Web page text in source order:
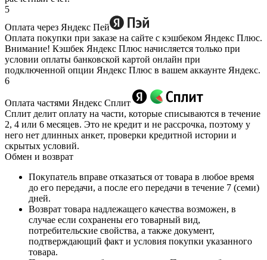
5
Оплата через Яндекс Пей
Оплата покупки при заказе на сайте с кэшбеком Яндекс Плюс.
Внимание! Кэшбек Яндекс Плюс начисляется только при
условии оплаты банковской картой онлайн при
подключенной опции Яндекс Плюс в вашем аккаунте Яндекс.
6
Оплата частями Яндекс Сплит
Сплит делит оплату на части, которые списываются в течение
2, 4 или 6 месяцев. Это не кредит и не рассрочка, поэтому у
него нет длинных анкет, проверки кредитной истории и
скрытых условий.
Обмен и возврат
Покупатель вправе отказаться от товара в любое время
до его передачи, а после его передачи в течение 7 (семи)
дней.
Возврат товара надлежащего качества возможен, в
случае если сохранены его товарный вид,
потребительские свойства, а также документ,
подтверждающий факт и условия покупки указанного
товара.